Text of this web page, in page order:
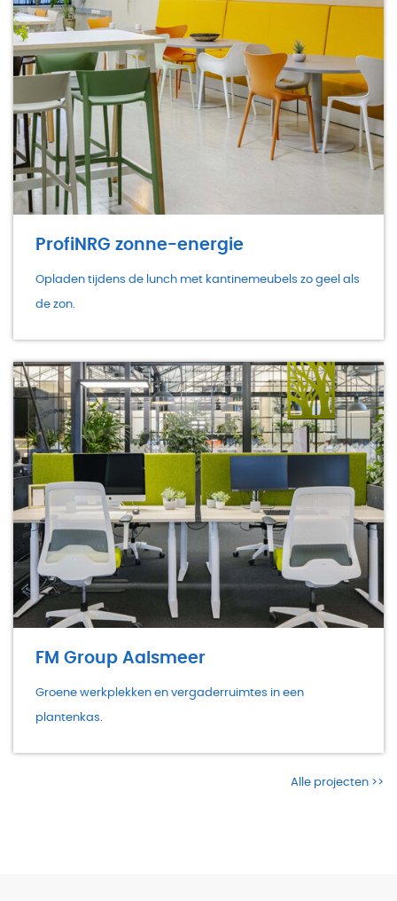
ProfiNRG zonne-energie
Opladen tijdens de lunch met kantinemeubels zo geel als
de zon.
FM Group Aalsmeer
Groene werkplekken en vergaderruimtes in een
plantenkas.
Alle projecten >>